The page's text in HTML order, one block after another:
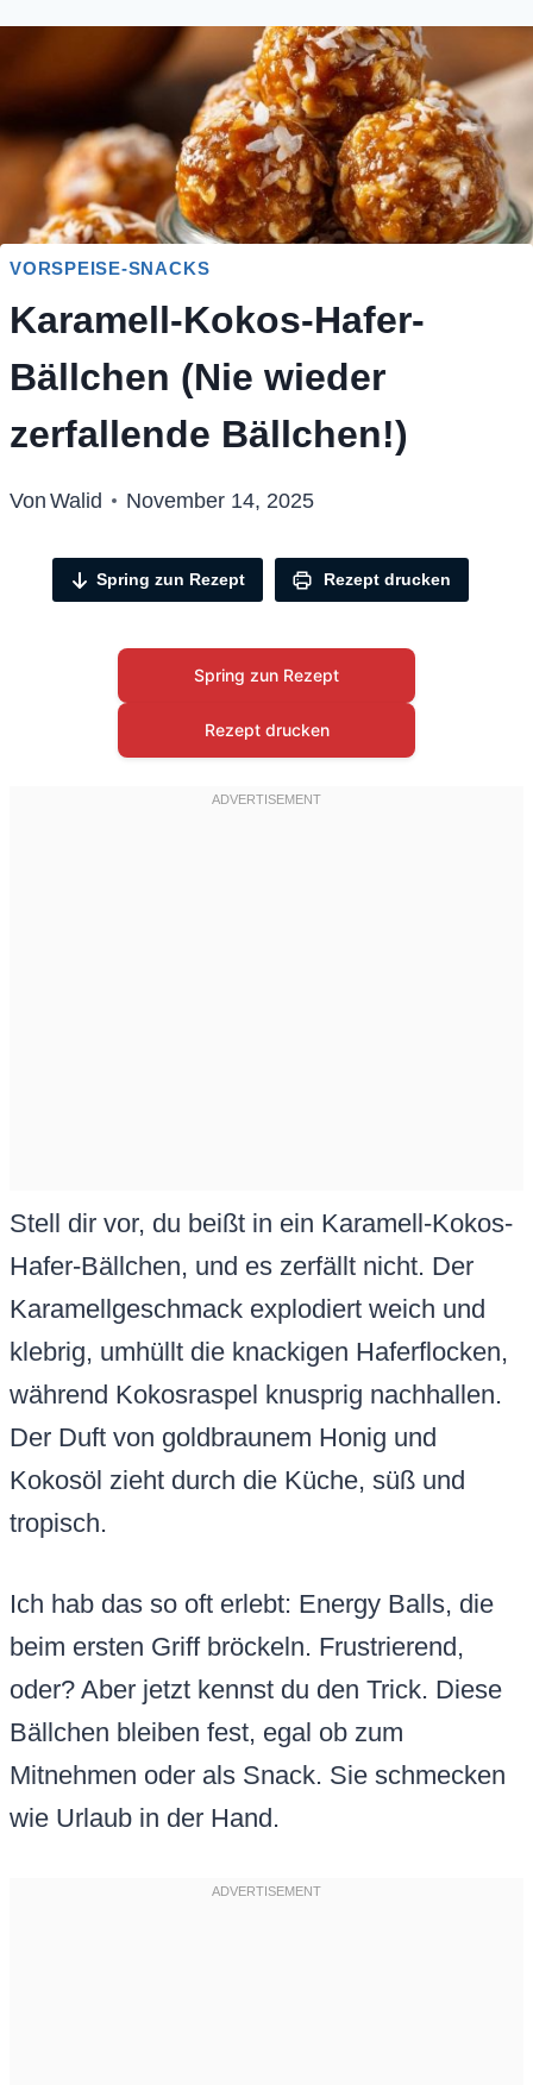
VORSPEISE-SNACKS
Karamell-Kokos-Hafer-
Bällchen (Nie wieder
zerfallende Bällchen!)
Von Walid November 14, 2025
Spring zun Rezept Rezept drucken
Spring zun Rezept
Rezept drucken
Stell dir vor, du beißt in ein Karamell-Kokos-
Hafer-Bällchen, und es zerfällt nicht. Der
Karamellgeschmack explodiert weich und
klebrig, umhüllt die knackigen Haferflocken,
während Kokosraspel knusprig nachhallen.
Der Duft von goldbraunem Honig und
Kokosöl zieht durch die Küche, süß und
tropisch.
Ich hab das so oft erlebt: Energy Balls, die
beim ersten Griff bröckeln. Frustrierend,
oder? Aber jetzt kennst du den Trick. Diese
Bällchen bleiben fest, egal ob zum
Mitnehmen oder als Snack. Sie schmecken
wie Urlaub in der Hand.